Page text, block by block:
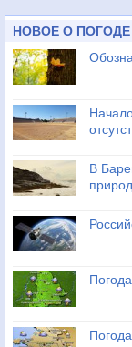
НОВОЕ О ПОГОДЕ
В